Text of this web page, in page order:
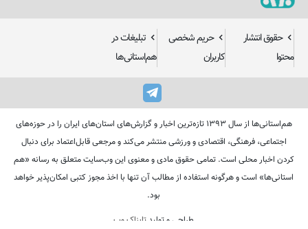
حقوق انتشار
محتوا
حریم شخصی
کاربران
تبلیغات در
هم‌استانی‌ها
هم‌استانی‌ها از سال ۱۳۹۳ تازه‌ترین اخبار و گزارش‌های استان‌های ایران را در حوزه‌های
اجتماعی، فرهنگی، اقتصادی و ورزشی منتشر می‌کند و مرجعی قابل‌اعتماد برای دنبال
کردن اخبار محلی است. تمامی حقوق مادی و معنوی این وب‌سایت متعلق به رسانه «هم
استانی‌ها» است و هرگونه استفاده از مطالب آن تنها با اخذ مجوز کتبی امکان‌پذیر خواهد
بود.
طراحی و تولید تابناک وب